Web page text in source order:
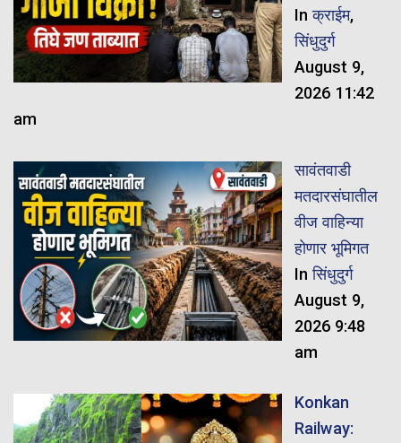
Inक्राईम,
सिंधुदुर्ग
August 9,
2026 11:42
am
सावंतवाडी
मतदारसंघातील
वीज वाहिन्या
होणार भूमिगत
Inसिंधुदुर्ग
August 9,
2026 9:48
am
Konkan
Railway: